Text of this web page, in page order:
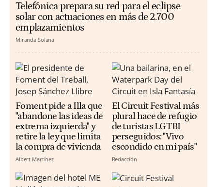
Telefónica prepara su red para el eclipse
solar con actuaciones en más de 2.700
emplazamientos
Miranda Solana
Foment pide a Illa que
"abandone las ideas de
extrema izquierda" y
retire la ley que limita
la compra de vivienda
Albert Martínez
El Circuit Festival más
plural hace de refugio
de turistas LGTBI
perseguidos: "Vivo
escondido en mi país"
Redacción